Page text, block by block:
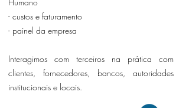
- custos e faturamento
- painel da empresa
Interagimos com terceiros na prática com
clientes, fornecedores, bancos, autoridades
institucionais e locais.